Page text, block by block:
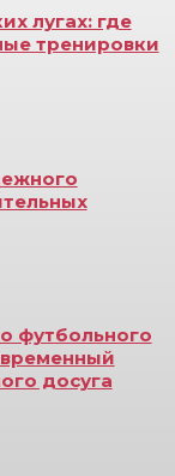
лугах: где
тренировки
футбольного
досуга